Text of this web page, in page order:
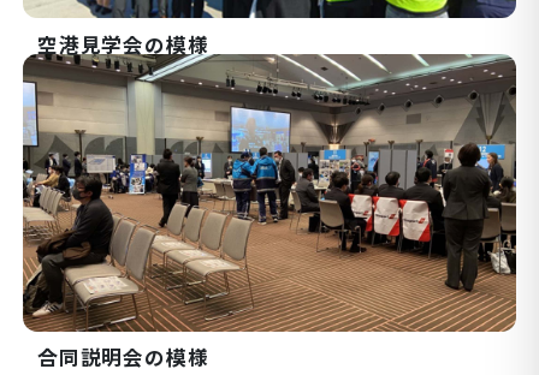
空港見学会の模様
合同説明会の模様